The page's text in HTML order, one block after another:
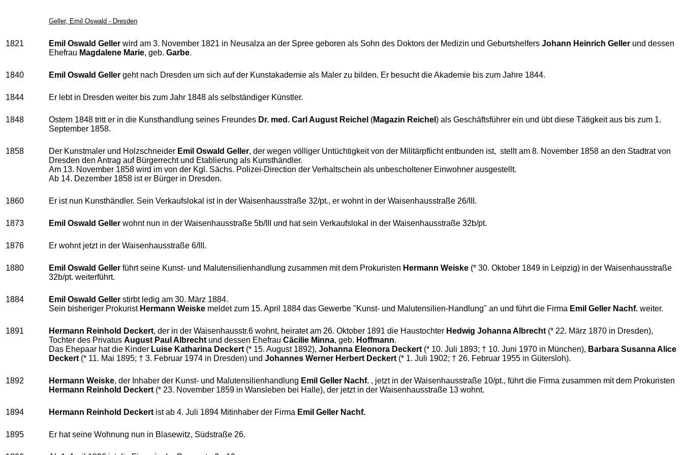
Geller, Emil Oswald - Dresden
1821 Emil Oswald Geller wird am 3. November 1821 in Neusalza an der Spree geboren als Sohn des Doktors der Medizin und Geburtshelfers Johann Heinrich Geller und dessen
Ehefrau Magdalene Marie, geb. Garbe.
1840 Emil Oswald Geller geht nach Dresden um sich auf der Kunstakademie als Maler zu bilden. Er besucht die Akademie bis zum Jahre 1844.
1844 Er lebt in Dresden weiter bis zum Jahr 1848 als selbständiger Künstler.
1848 Ostern 1848 tritt er in die Kunsthandlung seines Freundes Dr. med. Carl August Reichel (Magazin Reichel ) als Geschäftsführer ein und übt diese Tätigkeit aus bis zum 1.
September 1858.
1858 Der Kunstmaler und Holzschneider Emil Oswald Geller, der wegen völliger Untüchtigkeit von der Militärpflicht entbunden ist, stellt am 8. November 1858 an den Stadtrat von
Dresden den Antrag auf Bürgerrecht und Etablierung als Kunsthändler.
Am 13. November 1858 wird im von der Kgl. Sächs. Polizei-Direction der Verhaltschein als unbescholtener Einwohner ausgestellt.
Ab 14. Dezember 1858 ist er Bürger in Dresden.
1860 Er ist nun Kunsthändler. Sein Verkaufslokal ist in der Waisenhausstraße 32/pt., er wohnt in der Waisenhausstraße 26/III.
1873 Emil Oswald Geller wohnt nun in der Waisenhausstraße 5b/III und hat sein Verkaufslokal in der Waisenhausstraße 32b/pt.
1876 Er wohnt jetzt in der Waisenhausstraße 6/III.
1880 Emil Oswald Geller führt seine Kunst- und Malutensilienhandlung zusammen mit dem Prokuristen Hermann Weiske (* 30. Oktober 1849 in Leipzig) in der Waisenhausstraße
32b/pt. weiterführt.
1884 Emil Oswald Geller stirbt ledig am 30. März 1884.
Sein bisheriger Prokurist Hermann Weiske meldet zum 15. April 1884 das Gewerbe "Kunst- und Malutensilien-Handlung" an und führt die Firma Emil Geller Nachf. weiter.
1891 Hermann Reinhold Deckert, der in der Waisenhausstr.6 wohnt, heiratet am 26. Oktober 1891 die Haustochter Hedwig Johanna Albrecht (* 22. März 1870 in Dresden),
Tochter des Privatus August Paul Albrecht und dessen Ehefrau Cäcilie Minna, geb. Hoffmann.
Das Ehepaar hat die Kinder Luise Katharina Deckert (* 15. August 1892), Johanna Eleonora Deckert (* 10. Juli 1893; † 10. Juni 1970 in München), Barbara Susanna Alice
Deckert (* 11. Mai 1895; † 3. Februar 1974 in Dresden) und Johannes Werner Herbert Deckert (* 1. Juli 1902; † 26. Februar 1955 in Gütersloh).
1892 Hermann Weiske, der Inhaber der Kunst- und Malutensilienhandlung Emil Geller Nachf. , jetzt in der Waisenhausstraße 10/pt., führt die Firma zusammen mit dem Prokuristen
Hermann Reinhold Deckert (* 23. November 1859 in Wansleben bei Halle), der jetzt in der Waisenhausstraße 13 wohnt.
1894 Hermann Reinhold Deckert ist ab 4. Juli 1894 Mitinhaber der Firma Emil Geller Nachf.
1895 Er hat seine Wohnung nun in Blasewitz, Südstraße 26.